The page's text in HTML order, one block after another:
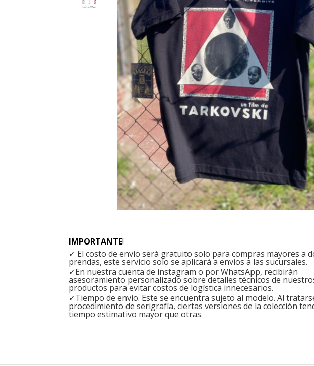
IMPORTANTE!
✓ El costo de envío será gratuito solo para compras mayores a
prendas, este servicio solo se aplicará a envíos a las sucursales.
✓En nuestra cuenta de instagram o por WhatsApp, recibirán
asesoramiento personalizado sobre detalles técnicos de
productos para evitar costos de logística innecesarios.
✓Tiempo de envío. Este se encuentra sujeto al modelo. Al
procedimiento de serigrafía, ciertas versiones de la colección
tiempo estimativo mayor que otras.